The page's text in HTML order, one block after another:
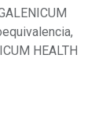
HEALTH